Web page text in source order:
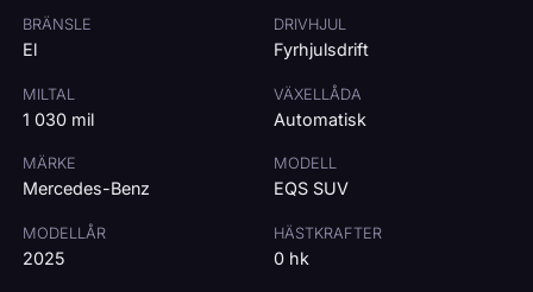
BRÄNSLE
El
DRIVHJUL
Fyrhjulsdrift
MILTAL
1 030 mil
VÄXELLÅDA
Automatisk
MÄRKE
Mercedes-Benz
MODELL
EQS SUV
MODELLÅR
2025
HÄSTKRAFTER
0 hk